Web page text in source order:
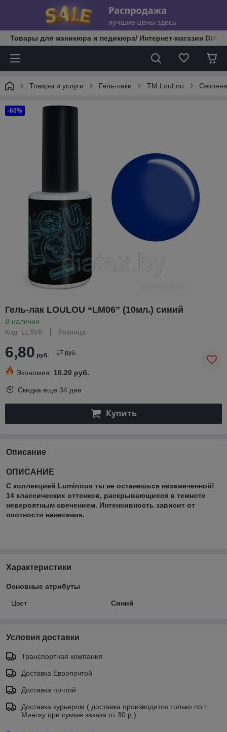
Товары для маникюра и педикюра/ Интернет-магазин
Товары и услуги Гель-лаки TM LouLou
-60%
Гель-лак LOULOU “LM06” (10мл.) синий
В наличии
Код: LLSV6
Розница
6,80 руб. 17 руб.
Экономия: 10.20 руб.
Скидка еще 34 дня
Купить
Описание
ОПИСАНИЕ
С коллекцией Luminous ты не останешься незамеченной!
14 классических оттенков, раскрывающихся в темноте
невероятным свечением. Интенсивность зависит от
плотности нанесения.
Характеристики
Основные атрибуты
Цвет Синий
Условия доставки
Транспортная компания
Доставка Европочтой
Доставка почтой
Доставка курьером ( доставка производится только по г.
Минску при сумме заказа от 30 р.)